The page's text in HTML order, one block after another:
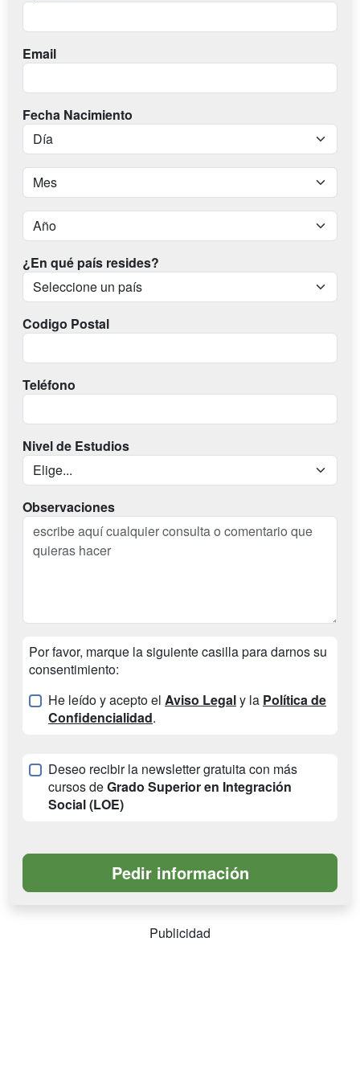
Email
Fecha Nacimiento
¿En qué país resides?
Codigo Postal
Teléfono
Nivel de Estudios
Observaciones
Por favor, marque la siguiente casilla para darnos su
consentimiento:
He leído y acepto el Aviso Legaly la Política de
Confidencialidad.
Deseo recibir la newsletter gratuita con más
cursos deGrado Superior en Integración
Social (LOE)
Publicidad